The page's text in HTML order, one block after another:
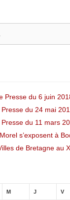
Presse du 6 juin
du 24 mai
du 11 mars
s’exposent à
de Bretagne au
M J V